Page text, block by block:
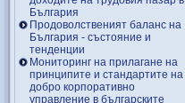
България
Продоволственият баланс на
България - състояние и
тенденции
Мониторинг на прилагане на
принципите и стандартите на
добро корпоративно
управление в българските